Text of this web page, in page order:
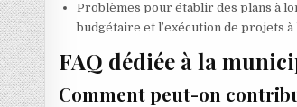
Problèmes pour établir des plans à
budgétaire et l’exécution de projets
FAQ dédiée à la
Comment peut-on